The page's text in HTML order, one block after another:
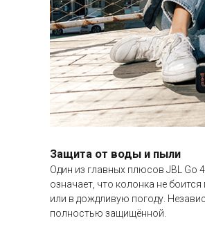
Защита от воды и пыли
Один из главных плюсов JBL Go
означает, что колонка не
или в дождливую погоду.
полностью защищённой.